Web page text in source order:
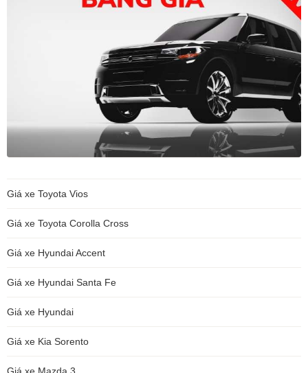
Giá xe Toyota Vios
Giá xe Toyota Corolla Cross
Giá xe Hyundai Accent
Giá xe Hyundai Santa Fe
Giá xe Hyundai
Giá xe Kia Sorento